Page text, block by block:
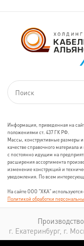
Информация, приведенная на
положениями ст. 437 ГК РФ.
Массы, конструктивные размеры
качестве справочного материала
с постоянно идущим на
расширения ассортимента
изменение конструкций и
уведомления. По всем
На сайте ООО "ХКА" используются
Политикой обработки
г. Екатеринбург, г.